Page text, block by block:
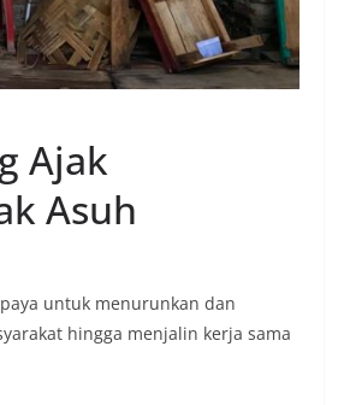
Ajak
Asuh
untuk menurunkan dan
hingga menjalin kerja sama